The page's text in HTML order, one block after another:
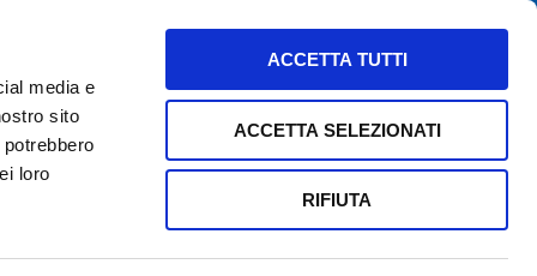
media e
sito
loro
ACCETTA TUTTI
ACCETTA SELEZIONATI
RIFIUTA
MAPPE PARCHEGGI CONTATTI
ULTIME NEWS